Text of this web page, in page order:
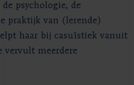
psychologie, de
praktijk van (lerende)
haar bij casuïstiek vanuit
vervult meerdere